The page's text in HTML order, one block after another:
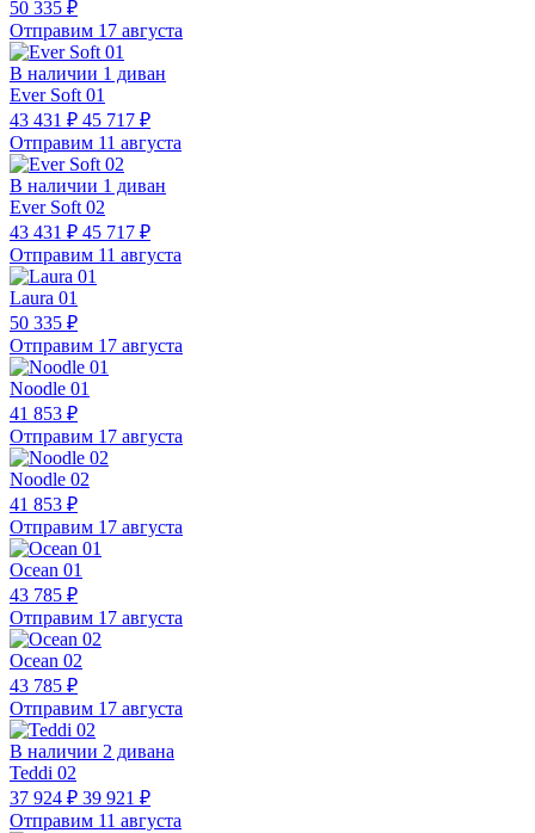
50 335 ₽
Отправим 17 августа
В наличии 1 диван
Ever Soft 01
43 431 ₽ 45 717 ₽
Отправим 11 августа
В наличии 1 диван
Ever Soft 02
43 431 ₽ 45 717 ₽
Отправим 11 августа
Laura 01
50 335 ₽
Отправим 17 августа
Noodle 01
41 853 ₽
Отправим 17 августа
Noodle 02
41 853 ₽
Отправим 17 августа
Ocean 01
43 785 ₽
Отправим 17 августа
Ocean 02
43 785 ₽
Отправим 17 августа
В наличии 2 дивана
Teddi 02
37 924 ₽ 39 921 ₽
Отправим 11 августа